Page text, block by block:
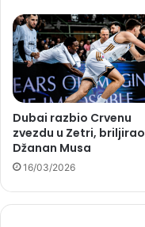
Dubai razbio Crvenu
zvezdu u Zetri, briljirao
Džanan Musa
16/03/2026